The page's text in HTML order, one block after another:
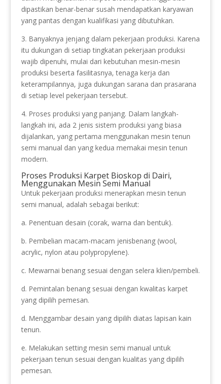
dipastikan benar-benar susah mendapatkan karyawan
yang pantas dengan kualifikasi yang dibutuhkan.
3. Banyaknya jenjang dalam pekerjaan produksi. Karena
itu dukungan di setiap tingkatan pekerjaan produksi
wajib dipenuhi, mulai dari kebutuhan mesin-mesin
produksi beserta fasilitasnya, tenaga kerja dan
keterampilannya, juga dukungan sarana dan prasarana
di setiap level pekerjaan tersebut.
4. Proses produksi yang panjang. Dalam langkah-
langkah ini, ada 2 jenis sistem produksi yang biasa
dijalankan, yang pertama menggunakan mesin tenun
semi manual dan yang kedua memakai mesin tenun
modern.
Proses Produksi Karpet Bioskop di Dairi,
Menggunakan Mesin Semi Manual
Untuk pekerjaan produksi menerapkan mesin tenun
semi manual, adalah sebagai berikut:
a. Penentuan desain (corak, warna dan bentuk).
b. Pembelian macam-macam jenisbenang (wool,
acrylic, nylon atau polypropylene).
c. Mewarnai benang sesuai dengan selera klien/pembeli.
d. Pemintalan benang sesuai dengan kwalitas karpet
yang dipilih pemesan.
d. Menggambar desain yang dipilih diatas lapisan kain
tenun.
e. Melakukan setting mesin semi manual untuk
pekerjaan tenun sesuai dengan kualitas yang dipilih
pemesan.